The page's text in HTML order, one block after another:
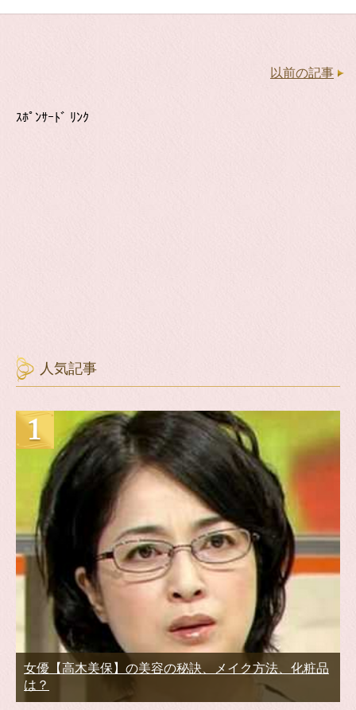
以前の記事
ｽﾎﾟﾝｻｰﾄﾞ ﾘﾝｸ
人気記事
女優【高木美保】の美容の秘訣、メイク方法、化粧品
は？